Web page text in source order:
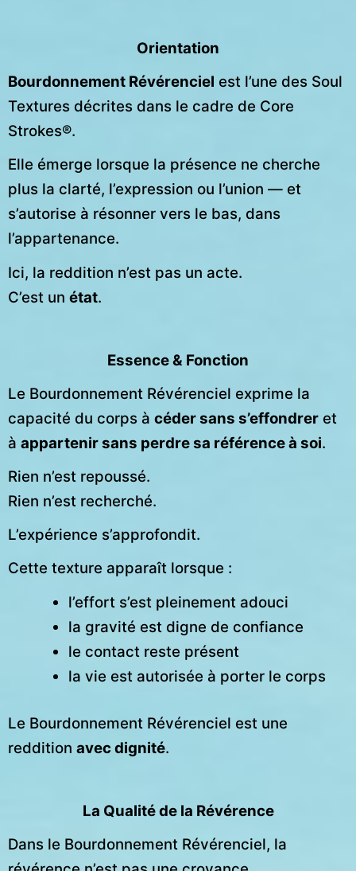
Orientation
Bourdonnement Révérenciel est l’une des Soul
Textures décrites dans le cadre de Core
Strokes®.
Elle émerge lorsque la présence ne cherche
plus la clarté, l’expression ou l’union — et
s’autorise à résonner vers le bas, dans
l’appartenance.
Ici, la reddition n’est pas un acte.
C’est un état.
Essence & Fonction
Le Bourdonnement Révérenciel exprime la
capacité du corps à céder sans s’effondrer et
à appartenir sans perdre sa référence à soi.
Rien n’est repoussé.
Rien n’est recherché.
L’expérience s’approfondit.
Cette texture apparaît lorsque :
l’effort s’est pleinement adouci
la gravité est digne de confiance
le contact reste présent
la vie est autorisée à porter le corps
Le Bourdonnement Révérenciel est une
reddition avec dignité.
La Qualité de la Révérence
Dans le Bourdonnement Révérenciel, la